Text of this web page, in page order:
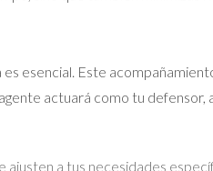
esencial. Este
actuará como tu
a tus necesidades